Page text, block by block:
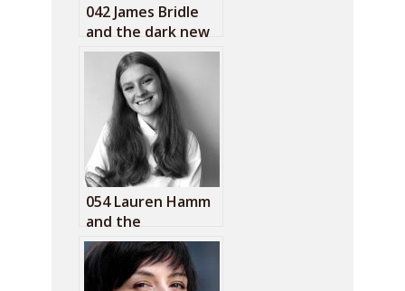
042 James Bridle
and the dark new
age
054 Lauren Hamm
and the
disinformation
pandemic